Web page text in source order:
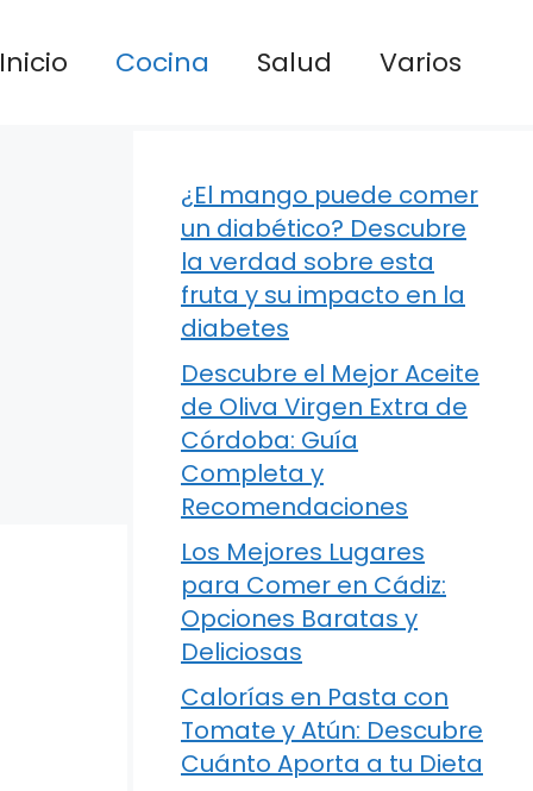
Inicio Cocina Salud Varios
¿El mango puede comer
un diabético? Descubre
la verdad sobre esta
fruta y su impacto en la
diabetes
Descubre el Mejor Aceite
de Oliva Virgen Extra de
Córdoba: Guía
Completa y
Recomendaciones
Los Mejores Lugares
para Comer en Cádiz:
Opciones Baratas y
Deliciosas
Calorías en Pasta con
Tomate y Atún: Descubre
Cuánto Aporta a tu Dieta